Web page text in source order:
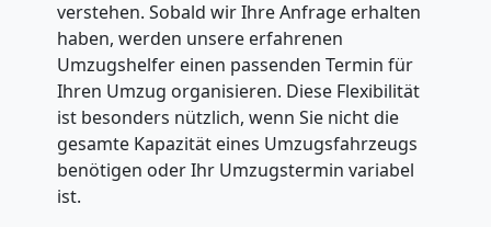
verstehen. Sobald wir Ihre Anfrage erhalten
haben, werden unsere erfahrenen
Umzugshelfer einen passenden Termin für
Ihren Umzug organisieren. Diese Flexibilität
ist besonders nützlich, wenn Sie nicht die
gesamte Kapazität eines Umzugsfahrzeugs
benötigen oder Ihr Umzugstermin variabel
ist.